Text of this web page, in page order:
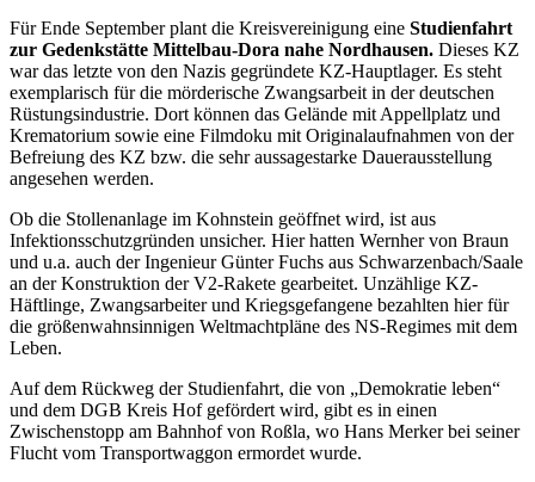
Für Ende September plant die Kreisvereinigung eine Studienfahrt
zur Gedenkstätte Mittelbau-Dora nahe Nordhausen. Dieses KZ
war das letzte von den Nazis gegründete KZ-Hauptlager. Es steht
exemplarisch für die mörderische Zwangsarbeit in der deutschen
Rüstungsindustrie. Dort können das Gelände mit Appellplatz und
Krematorium sowie eine Filmdoku mit Originalaufnahmen von der
Befreiung des KZ bzw. die sehr aussagestarke Dauerausstellung
angesehen werden.
Ob die Stollenanlage im Kohnstein geöffnet wird, ist aus
Infektionsschutzgründen unsicher. Hier hatten Wernher von Braun
und u.a. auch der Ingenieur Günter Fuchs aus Schwarzenbach/Saale
an der Konstruktion der V2-Rakete gearbeitet. Unzählige KZ-
Häftlinge, Zwangsarbeiter und Kriegsgefangene bezahlten hier für
die größenwahnsinnigen Weltmachtpläne des NS-Regimes mit dem
Leben.
Auf dem Rückweg der Studienfahrt, die von „Demokratie leben“
und dem DGB Kreis Hof gefördert wird, gibt es in einen
Zwischenstopp am Bahnhof von Roßla, wo Hans Merker bei seiner
Flucht vom Transportwaggon ermordet wurde.